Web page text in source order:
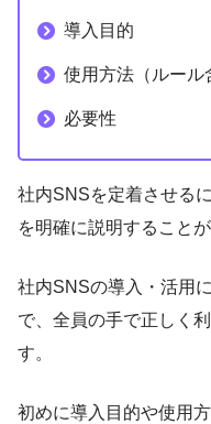
導入目的
使用方法（ルール
必要性
社内SNSを定着させる
を明確に説明することが
社内SNSの導入・活用
で、全員の手で正しく
す。
初めに導入目的や使用